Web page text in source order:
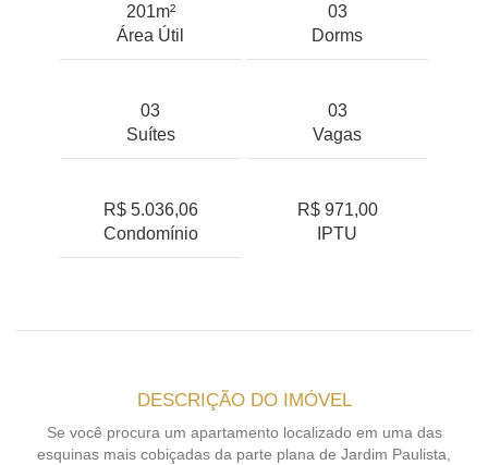
201m²
Área Útil
03
Dorms
03
Suítes
03
Vagas
R$ 5.036,06
Condomínio
R$ 971,00
IPTU
DESCRIÇÃO DO IMÓVEL
Se você procura um apartamento localizado em uma das
esquinas mais cobiçadas da parte plana de Jardim Paulista,